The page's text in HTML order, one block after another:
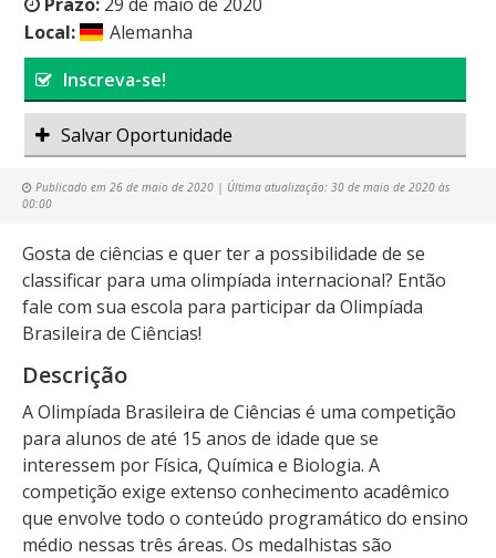
Local:
Alemanha
Inscreva-se!
Salvar Oportunidade
Publicado em 26 de maio de 2020 | Última atualização: 30 de maio de 2020 às
00:00
Gosta de ciências e quer ter a possibilidade de se
classificar para uma olimpíada internacional? Então
fale com sua escola para participar da Olimpíada
Brasileira de Ciências!
Descrição
A Olimpíada Brasileira de Ciências é uma competição
para alunos de até 15 anos de idade que se
interessem por Física, Química e Biologia. A
competição exige extenso conhecimento acadêmico
que envolve todo o conteúdo programático do ensino
médio nessas três áreas. Os medalhistas são